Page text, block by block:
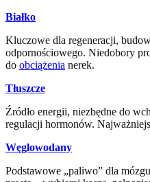
Białko
Kluczowe dla regeneracji,
odpornościowego. Niedobory
do obciążenia nerek.
Tłuszcze
Źródło energii, niezbędne do
regulacji hormonów.
Węglowodany
Podstawowe „paliwo” dla